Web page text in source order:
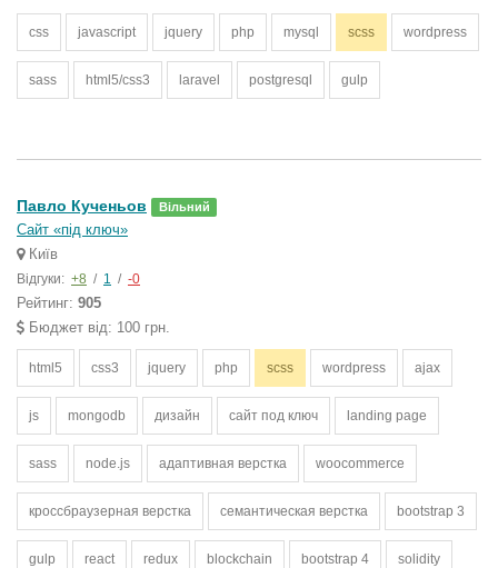
css javascript jquery php mysql scss wordpress
sass html5/css3 laravel postgresql gulp
Павло Кученьов Вільний
Сайт «під ключ»
Київ
Відгуки: +8 / 1 / -0
Рейтинг: 905
Бюджет від: 100 грн.
html5 css3 jquery php scss wordpress ajax
js mongodb дизайн сайт под ключ landing page
sass node.js адаптивная верстка woocommerce
кроссбраузерная верстка семантическая верстка bootstrap 3
gulp react redux blockchain bootstrap 4 solidity